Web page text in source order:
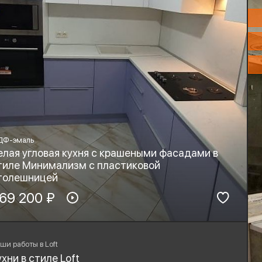
эмаль
угловая кухня с крашеными фасадами в
Минимализм с пластиковой
фасадов:
эмаль HPL+основа
Blum
200 ₽
работы в Loft
в стиле Loft